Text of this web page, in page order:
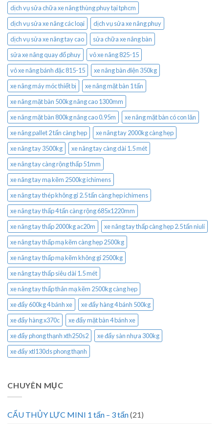
dịch vụ sửa chữa xe nâng thùng phuy tại tphcm
dịch vụ sửa xe nâng các loại
dịch vụ sửa xe nâng phuy
dịch vụ sửa xe nâng tay cao
sửa chữa xe nâng bàn
sửa xe nâng quay đổ phuy
vỏ xe nâng 825-15
vỏ xe nâng bánh đặc 815-15
xe nâng bàn điện 350kg
xe nâng máy móc thiết bị
xe nâng mặt bàn 1 tấn
xe nâng mặt bàn 500kg nâng cao 1300mm
xe nâng mặt bàn 800kg nâng cao 0.95m
xe nâng mặt bàn có con lăn
xe nâng pallet 2 tấn càng hẹp
xe nâng tay 2000kg càng hẹp
xe nâng tay 3500kg
xe nâng tay càng dài 1.5 mét
xe nâng tay càng rộng thấp 51mm
xe nâng tay mạ kẽm 2500kg ichimens
xe nâng tay thép không gỉ 2.5 tấn càng hẹp ichimens
xe nâng tay thấp 4 tấn càng rộng 685x1220mm
xe nâng tay thấp 2000kg ac20m
xe nâng tay thấp càng hẹp 2.5 tấn niuli
xe nâng tay thấp mạ kẽm càng hẹp 2500kg
xe nâng tay thấp mạ kẽm không gỉ 2500kg
xe nâng tay thấp siêu dài 1.5 mét
xe nâng tay thấp thân mạ kẽm 2500kg càng hẹp
xe đẩy 600kg 4 bánh xe
xe đẩy hàng 4 bánh 500kg
xe đẩy hàng x370c
xe đẩy mặt bàn 4 bánh xe
xe đẩy phong thạnh xth250s2
xe đẩy sàn nhựa 300kg
xe đẩy xtl130ds phong thạnh
CHUYÊN MỤC
CẨU THỦY LỰC MINI 1 tấn – 3 tấn(21)